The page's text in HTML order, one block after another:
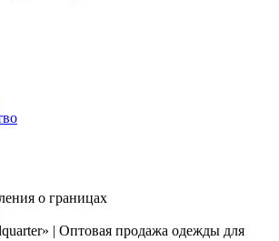
о границах
| Оптовая продажа одежды для